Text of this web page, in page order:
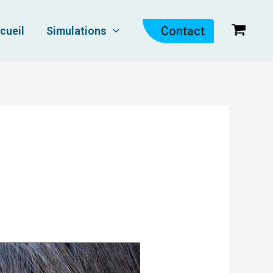
Simulations Contact